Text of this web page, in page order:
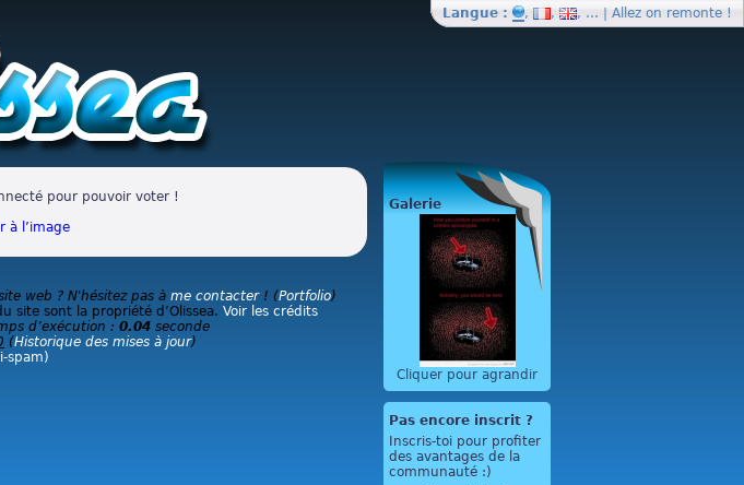
Langue : , , , … | Allez on remonte !
pour pouvoir voter !
à l’image
web ? N'hésitez pas à me contacter! (Portfolio)
site sont la propriété d’Olissea. Voir les crédits
d’exécution : 0.04seconde
(Historique des mises à jour)
spam)
Galerie
Cliquer pour agrandir
Pas encore inscrit ?
Inscris-toi pour profiter
des avantages de la
communauté :)